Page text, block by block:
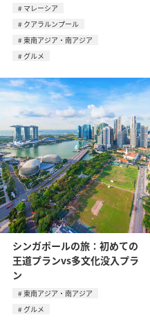
マレーシア
クアラルンプール
東南アジア・南アジア
グルメ
シンガポールの旅：初めての
王道プランvs多文化没入プラ
ン
東南アジア・南アジア
グルメ